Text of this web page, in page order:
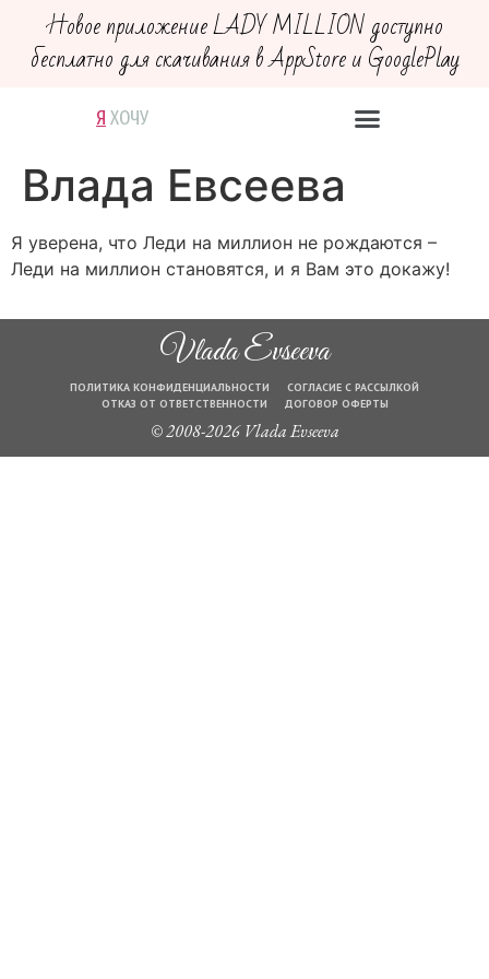
Новое приложение LADY MILLION доступно
бесплатно для скачивания в AppStore и GooglePlay
Я ВЕРЮ
ХОЧУ
МОГУ
ДЕЙС
Влада Евсеева
Я уверена, что Леди на миллион не рождаются –
Леди на миллион становятся, и я Вам это докажу!
Vlada Evseeva
ПОЛИТИКА КОНФИДЕНЦИАЛЬНОСТИ
СОГЛАСИЕ С РАССЫЛКОЙ
ОТКАЗ ОТ ОТВЕТСТВЕННОСТИ
ДОГОВОР ОФЕРТЫ
© 2008-2026 Vlada Evseeva